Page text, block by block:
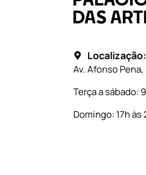
Localização:
Av. Afonso
Terça a sábado:
Domingo: 17h às